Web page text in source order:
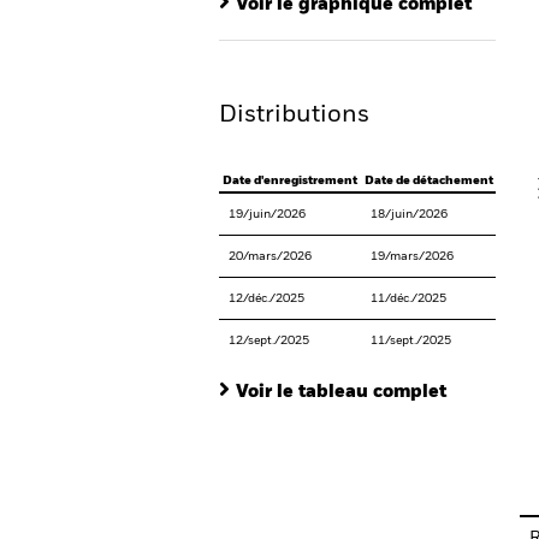
Voir le graphique complet
Distributions
Date d'enregistrement Date de détachement Date
19/juin/2026 18/juin/2026
20/mars/2026 19/mars/2026 31/
12/déc./2025 11/déc./2025
12/sept./2025 11/sept./2025
Voir le tableau complet